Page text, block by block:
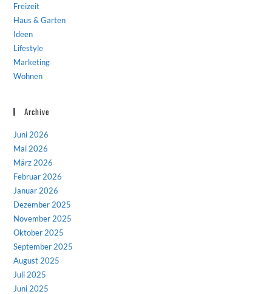
Freizeit
Haus & Garten
Ideen
Lifestyle
Marketing
Wohnen
Archive
Juni 2026
Mai 2026
März 2026
Februar 2026
Januar 2026
Dezember 2025
November 2025
Oktober 2025
September 2025
August 2025
Juli 2025
Juni 2025